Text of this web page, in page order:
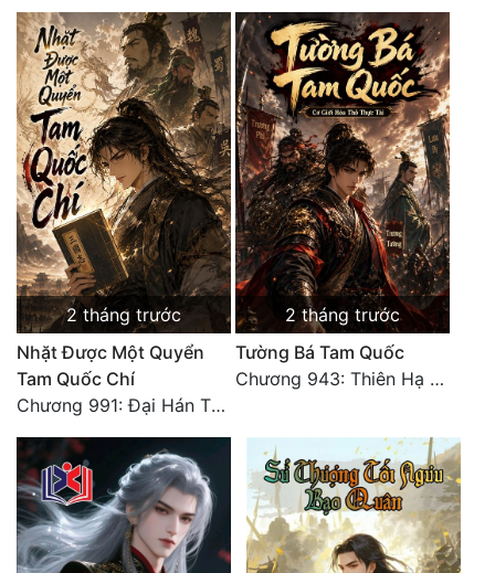
2 tháng trước
Nhặt Được Một Quyển
Tam Quốc Chí
Chương 991: Đại Hán Thiên Thư (Đại Kết Cục)
2 tháng trước
Tường Bá Tam Quốc
Chương 943: Thiên Hạ Quy Nhất, Giấc Mộng Nam Kha [HẾT]